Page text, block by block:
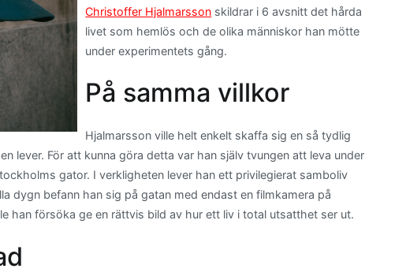
Christoffer Hjalmarsson skildrar i 6 avsnitt det hårda
livet som hemlös och de olika människor han mötte
under experimentets gång.
På samma villkor
Hjalmarsson ville helt enkelt skaffa sig en så tydlig
lever. För att kunna göra detta var han själv tvungen att leva under
gator. I verkligheten lever han ett privilegierat samboliv
dygn befann han sig på gatan med endast en filmkamera på
han försöka ge en rättvis bild av hur ett liv i total utsatthet ser ut.